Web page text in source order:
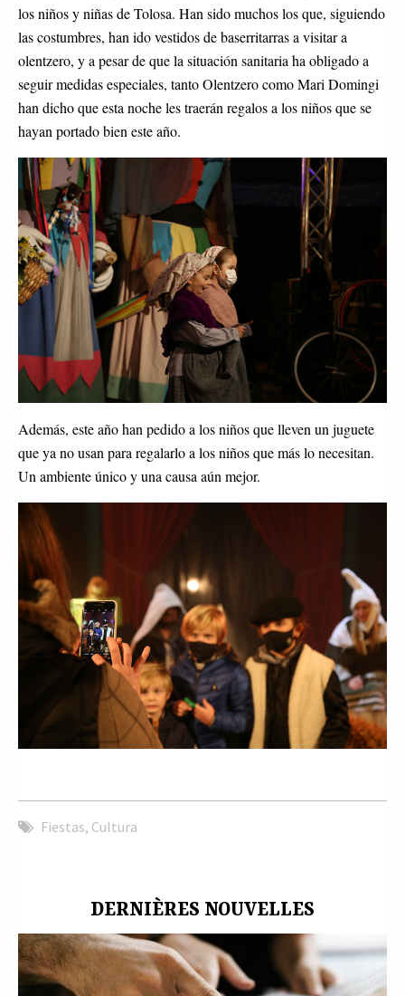
los niños y niñas de Tolosa. Han sido muchos los que, siguiendo
las costumbres, han ido vestidos de baserritarras a visitar a
olentzero, y a pesar de que la situación sanitaria ha obligado a
seguir medidas especiales, tanto Olentzero como Mari Domingi
han dicho que esta noche les traerán regalos a los niños que se
hayan portado bien este año.
Además, este año han pedido a los niños que lleven un juguete
que ya no usan para regalarlo a los niños que más lo necesitan.
Un ambiente único y una causa aún mejor.
Fiestas, Cultura
DERNIÈRES NOUVELLES